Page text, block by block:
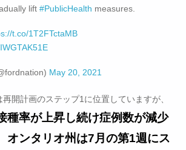
lift #PublicHealth measures.
t.co/1T2FTctaMB
May 20, 2021
開計画のステップ1に位置していますが、
種率が上昇し続け症例数が減少
オンタリオ州は7月の第1週にス